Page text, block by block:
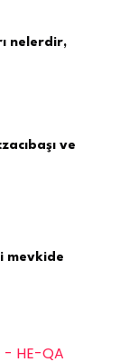
nelerdir,
ve
mevkide